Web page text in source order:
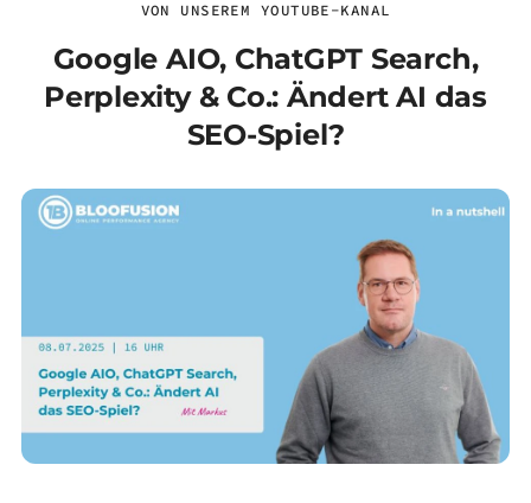
VON UNSEREM YOUTUBE-KANAL
Google AIO, ChatGPT Search,
Perplexity & Co.: Ändert AI das
SEO-Spiel?